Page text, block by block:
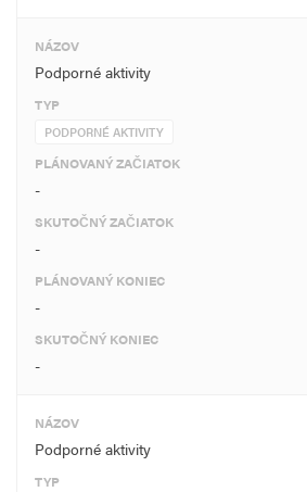
NÁZOV
Podporné aktivity
TYP
PODPORNÉ AKTIVITY
PLÁNOVANÝ ZAČIATOK
-
SKUTOČNÝ ZAČIATOK
-
PLÁNOVANÝ KONIEC
-
SKUTOČNÝ KONIEC
-
NÁZOV
Podporné aktivity
TYP